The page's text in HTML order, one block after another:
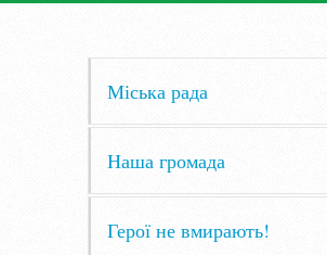
Міська рада
Наша громада
Герої не вмирають!